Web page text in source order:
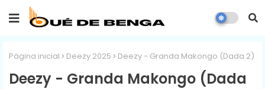
Página inicial Deezy 2025 Deezy - Granda Makongo (Dada 2)
Deezy - Granda Makongo (Dada